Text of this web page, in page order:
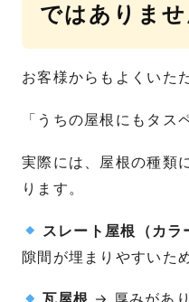
ではありま
お客様からもよくいた
「うちの屋根にもタス
実際には、屋根の種類
ります。
スレート屋根（カラ
隙間が埋まりやすいため